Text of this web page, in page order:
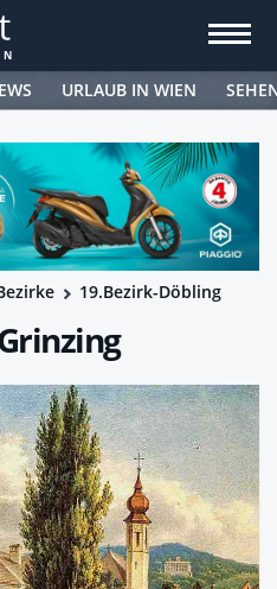
URLAUB IN WIEN
19.Bezirk-Döbling